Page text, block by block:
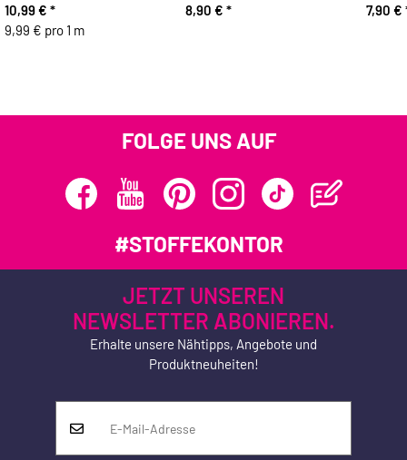
10,99 € *
9,99 € pro 1 m
8,90 € * 7,90 €
FOLGE UNS AUF
#STOFFEKONTOR
JETZT UNSEREN
NEWSLETTER ABONIEREN.
Erhalte unsere Nähtipps, Angebote und
Produktneuheiten!